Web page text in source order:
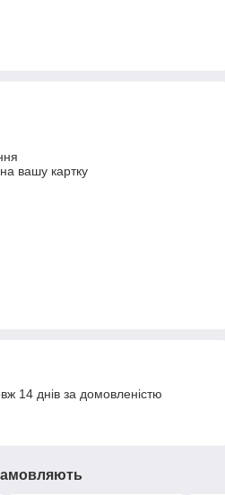
вашу картку
14 днів за домовленістю